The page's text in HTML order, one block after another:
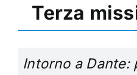
Terza
Intorno a Dante: